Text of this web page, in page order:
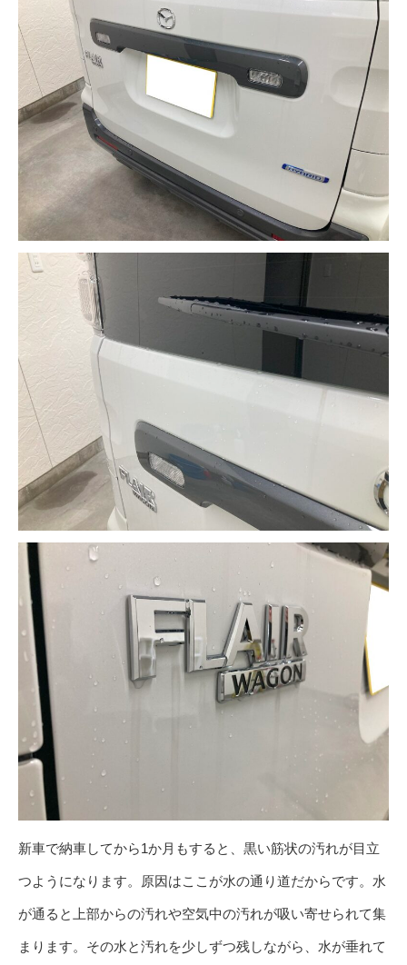
新車で納車してから1か月もすると、黒い筋状の汚れが目立
つようになります。原因はここが水の通り道だからです。水
が通ると上部からの汚れや空気中の汚れが吸い寄せられて集
まります。その水と汚れを少しずつ残しながら、水が垂れて